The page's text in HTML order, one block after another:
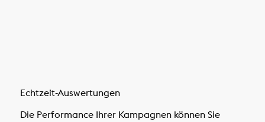
Echtzeit-Auswertungen
Die Performance Ihrer Kampagnen können Sie